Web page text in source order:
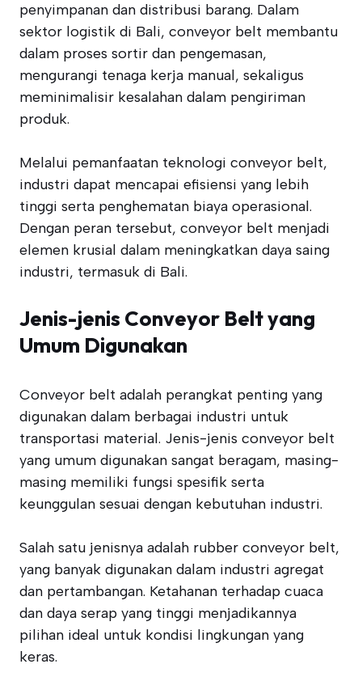
penyimpanan dan distribusi barang. Dalam
sektor logistik di Bali, conveyor belt membantu
dalam proses sortir dan pengemasan,
mengurangi tenaga kerja manual, sekaligus
meminimalisir kesalahan dalam pengiriman
produk.
Melalui pemanfaatan teknologi conveyor belt,
industri dapat mencapai efisiensi yang lebih
tinggi serta penghematan biaya operasional.
Dengan peran tersebut, conveyor belt menjadi
elemen krusial dalam meningkatkan daya saing
industri, termasuk di Bali.
Jenis-jenis Conveyor Belt yang
Umum Digunakan
Conveyor belt adalah perangkat penting yang
digunakan dalam berbagai industri untuk
transportasi material. Jenis-jenis conveyor belt
yang umum digunakan sangat beragam, masing-
masing memiliki fungsi spesifik serta
keunggulan sesuai dengan kebutuhan industri.
Salah satu jenisnya adalah rubber conveyor belt,
yang banyak digunakan dalam industri agregat
dan pertambangan. Ketahanan terhadap cuaca
dan daya serap yang tinggi menjadikannya
pilihan ideal untuk kondisi lingkungan yang
keras.